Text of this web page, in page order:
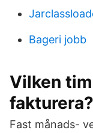
Bageri jobb
Vilken
Fast månads-